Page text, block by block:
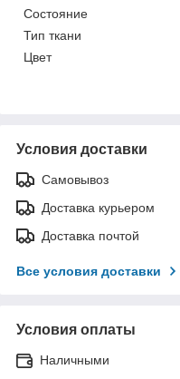
Состояние
Тип ткани
Цвет
Условия доставки
Самовывоз
Доставка курьером
Доставка почтой
Все условия доставки
Условия оплаты
Наличными